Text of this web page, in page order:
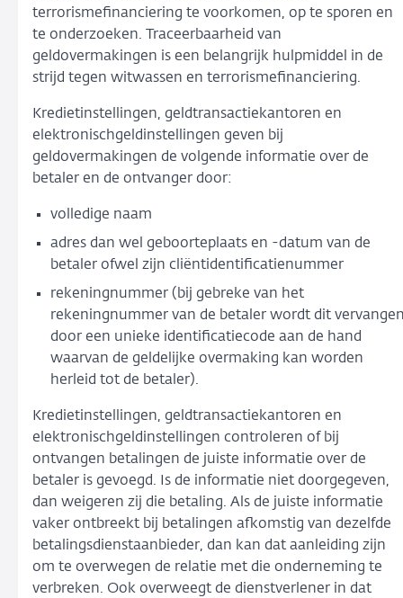
terrorismefinanciering te voorkomen, op te sporen en
te onderzoeken. Traceerbaarheid van
geldovermakingen is een belangrijk hulpmiddel in de
strijd tegen witwassen en terrorismefinanciering.
Kredietinstellingen, geldtransactiekantoren en
elektronischgeldinstellingen geven bij
geldovermakingen de volgende informatie over de
betaler en de ontvanger door:
volledige naam
adres dan wel geboorteplaats en -datum van de
betaler ofwel zijn cliëntidentificatienummer
rekeningnummer (bij gebreke van het
rekeningnummer van de betaler wordt dit
door een unieke identificatiecode aan de hand
waarvan de geldelijke overmaking kan worden
herleid tot de betaler).
Kredietinstellingen, geldtransactiekantoren en
elektronischgeldinstellingen controleren of bij
ontvangen betalingen de juiste informatie over de
betaler is gevoegd. Is de informatie niet doorgegeven,
dan weigeren zij die betaling. Als de juiste informatie
vaker ontbreekt bij betalingen afkomstig van dezelfde
betalingsdienstaanbieder, dan kan dat aanleiding zijn
om te overwegen de relatie met die onderneming te
verbreken. Ook overweegt de dienstverlener in dat